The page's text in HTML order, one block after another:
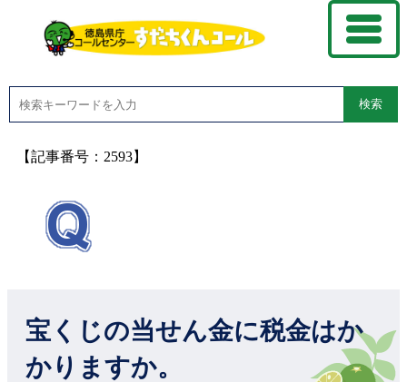
検索
【記事番号：2593】
宝くじの当せん金に税金はか
かりますか。